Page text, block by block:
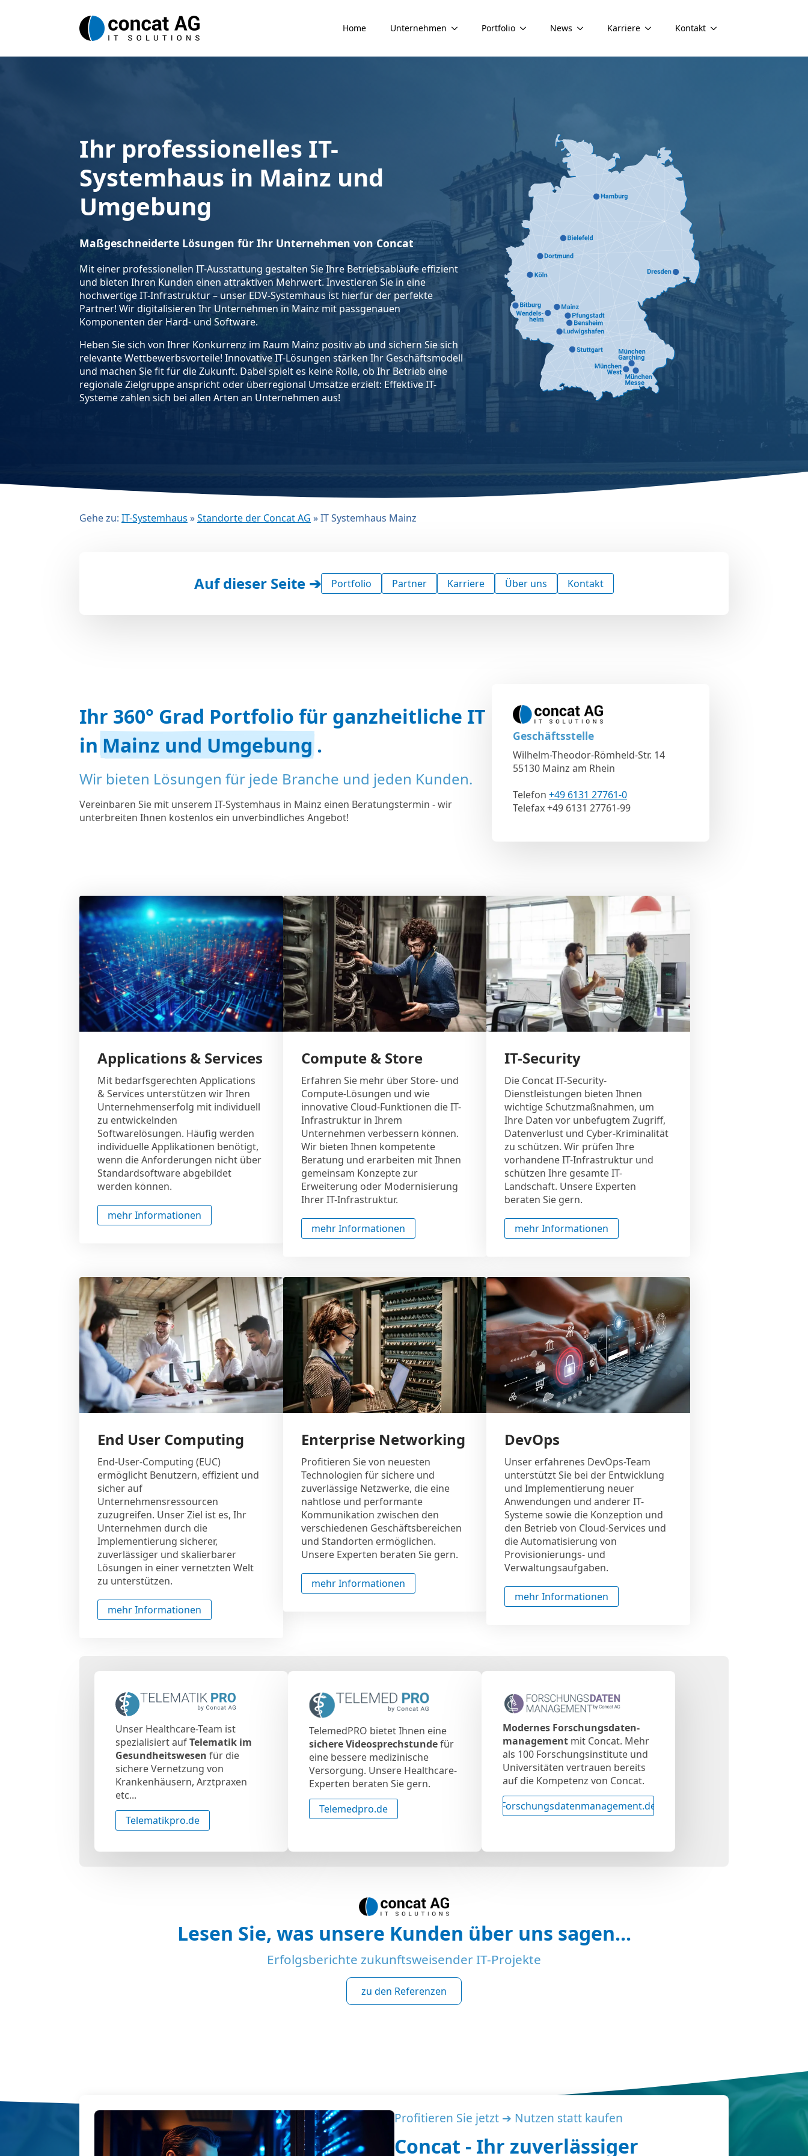
Home Unternehmen Portfolio News Karriere Kontakt
Ihr professionelles IT-
Systemhaus in Mainz und
Umgebung
Maßgeschneiderte Lösungen für Ihr Unternehmen von Concat
Mit einer professionellen IT-Ausstattung gestalten Sie Ihre Betriebsabläufe effizient
und bieten Ihren Kunden einen attraktiven Mehrwert. Investieren Sie in eine
hochwertige IT-Infrastruktur – unser EDV-Systemhaus ist hierfür der perfekte
Partner! Wir digitalisieren Ihr Unternehmen in Mainz mit passgenauen
Komponenten der Hard- und Software.
Heben Sie sich von Ihrer Konkurrenz im Raum Mainz positiv ab und sichern Sie sich
relevante Wettbewerbsvorteile! Innovative IT-Lösungen stärken Ihr Geschäftsmodell
und machen Sie fit für die Zukunft. Dabei spielt es keine Rolle, ob Ihr Betrieb eine
regionale Zielgruppe anspricht oder überregional Umsätze erzielt: Effektive IT-
Systeme zahlen sich bei allen Arten an Unternehmen aus!
Gehe zu: IT-Systemhaus »Standorte der Concat AG »IT Systemhaus Mainz
Auf dieser Seite ➔ Portfolio Partner Karriere Über uns Kontakt
Ihr 360° Grad Portfolio für ganzheitliche IT
in Mainz und Umgebung .
Wir bieten Lösungen für jede Branche und jeden Kunden.
Vereinbaren Sie mit unserem IT-Systemhaus in Mainz einen Beratungstermin - wir
unterbreiten Ihnen kostenlos ein unverbindliches Angebot!
Geschäftsstelle
Wilhelm-Theodor-Römheld-Str. 14
55130 Mainz am Rhein
Telefon +49 6131 27761-0
Telefax +49 6131 27761-99
Applications & Services
Mit bedarfsgerechten Applications
& Services unterstützen wir Ihren
Unternehmenserfolg mit individuell
zu entwickelnden
Softwarelösungen. Häufig werden
individuelle Applikationen benötigt,
wenn die Anforderungen nicht über
Standardsoftware abgebildet
werden können.
mehr Informationen
Compute & Store
Erfahren Sie mehr über Store- und
Compute-Lösungen und wie
innovative Cloud-Funktionen die IT-
Infrastruktur in Ihrem
Unternehmen verbessern können.
Wir bieten Ihnen kompetente
Beratung und erarbeiten mit Ihnen
gemeinsam Konzepte zur
Erweiterung oder Modernisierung
Ihrer IT-Infrastruktur.
mehr Informationen
IT-Security
Die Concat IT-Security-
Dienstleistungen bieten Ihnen
wichtige Schutzmaßnahmen, um
Ihre Daten vor unbefugtem Zugriff,
Datenverlust und Cyber-Kriminalität
zu schützen. Wir prüfen Ihre
vorhandene IT-Infrastruktur und
schützen Ihre gesamte IT-
Landschaft. Unsere Experten
beraten Sie gern.
mehr Informationen
End User Computing
End-User-Computing (EUC)
ermöglicht Benutzern, effizient und
sicher auf
Unternehmensressourcen
zuzugreifen. Unser Ziel ist es, Ihr
Unternehmen durch die
Implementierung sicherer,
zuverlässiger und skalierbarer
Lösungen in einer vernetzten Welt
zu unterstützen.
mehr Informationen
Enterprise Networking
Profitieren Sie von neuesten
Technologien für sichere und
zuverlässige Netzwerke, die eine
nahtlose und performante
Kommunikation zwischen den
verschiedenen Geschäftsbereichen
und Standorten ermöglichen.
Unsere Experten beraten Sie gern.
mehr Informationen
DevOps
Unser erfahrenes DevOps-Team
unterstützt Sie bei der Entwicklung
und Implementierung neuer
Anwendungen und anderer IT-
Systeme sowie die Konzeption und
den Betrieb von Cloud-Services und
die Automatisierung von
Provisionierungs- und
Verwaltungsaufgaben.
mehr Informationen
Unser Healthcare-Team ist
spezialisiert aufTelematik im
Gesundheitswesen für die
sichere Vernetzung von
Krankenhäusern, Arztpraxen
etc...
Telematikpro.de
TelemedPRO bietet Ihnen eine
sichere Videosprechstundefür
eine bessere medizinische
Versorgung. Unsere Healthcare-
Experten beraten Sie gern.
Telemedpro.de
Modernes Forschungsdaten-
management mit Concat. Mehr
als 100 Forschungsinstitute und
Universitäten vertrauen bereits
auf die Kompetenz von Concat.
Forschungsdatenmanagement.de
Lesen Sie, was unsere Kunden über uns sagen...
Erfolgsberichte zukunftsweisender IT-Projekte
zu den Referenzen
Profitieren Sie jetzt ➔ Nutzen statt kaufen
Concat - Ihr zuverlässiger